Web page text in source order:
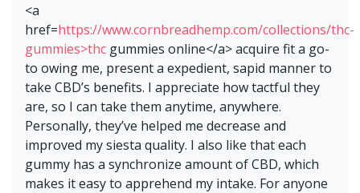
<a
href=https://www.cornbreadhemp.com/collections/thc-
gummies>thc gummies online</a> acquire fit a go-
to owing me, present a expedient, sapid manner to
take CBD’s benefits. I appreciate how tactful they
are, so I can take them anytime, anywhere.
Personally, they’ve helped me decrease and
improved my siesta quality. I also like that each
gummy has a synchronize amount of CBD, which
makes it easy to apprehend my intake. For anyone